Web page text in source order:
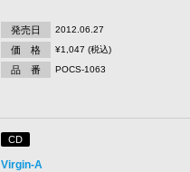
発売日 2012.06.27
価 格 ¥1,047 (税込)
品 番 POCS-1063
CD
Virgin-A